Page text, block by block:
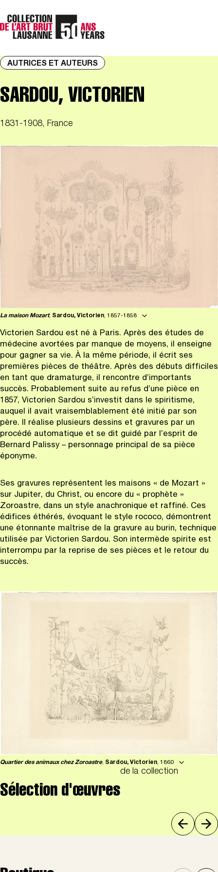
La maison Mozart, Sardou, Victorien, 1857-1858
AUTRICES ET AUTEURS
SARDOU, VICTORIEN
1831-1908, France
Victorien Sardou est né à Paris. Après des études de
médecine avortées par manque de moyens, il enseigne
pour gagner sa vie. À la même période, il écrit ses
premières pièces de théâtre. Après des débuts difficiles
en tant que dramaturge, il rencontre d’importants
succès. Probablement suite au refus d’une pièce en
1857, Victorien Sardou s’investit dans le spiritisme,
auquel il avait vraisemblablement été initié par son
père. Il réalise plusieurs dessins et gravures par un
procédé automatique et se dit guidé par l’esprit de
Bernard Palissy – personnage principal de sa pièce
éponyme.
Ses gravures représentent les maisons « de Mozart »
sur Jupiter, du Christ, ou encore du « prophète »
Zoroastre, dans un style anachronique et raffiné. Ces
édifices éthérés, évoquant le style rococo, démontrent
une étonnante maîtrise de la gravure au burin, technique
utilisée par Victorien Sardou. Son intermède spirite est
interrompu par la reprise de ses pièces et le retour du
succès.
Quartier des animaux chez Zoroastre, Sardou, Victorien, 1860
Sélection d'œuvres
de la collection